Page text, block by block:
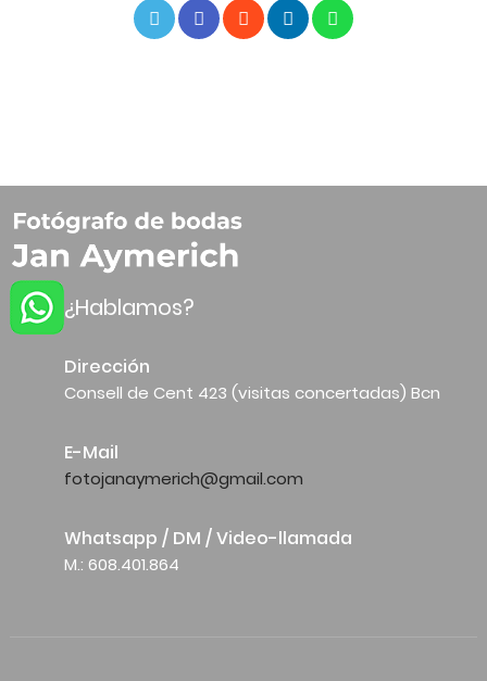
¿Hablamos?
Dirección
Consell de Cent 423 (visitas concertadas) Bcn
E-Mail
fotojanaymerich@gmail.com
Whatsapp / DM / Video-llamada
M.: 608.401.864